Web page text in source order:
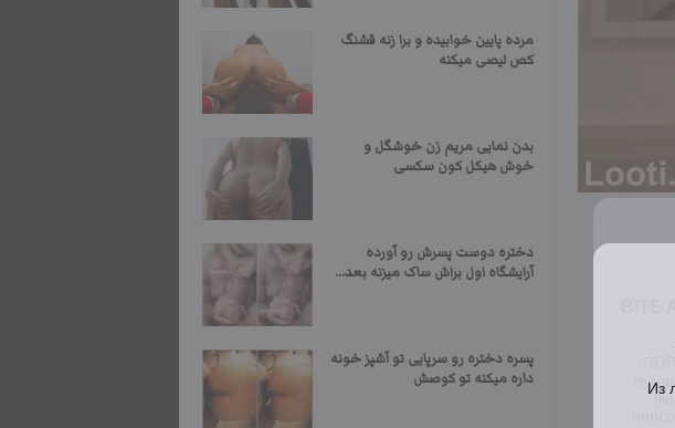
مرده پایین خوابیده و برا زنه قشنگ
کص لیصی میکنه
بدن نمایی مریم زن خوشگل و
خوش هیکل کون سکسی
دختره دوست پسرش رو آورده
آرایشگاه اول براش ساک میزنه بعد...
پسره دختره رو سرپایی تو آشپز خونه
داره میکنه تو کوصش